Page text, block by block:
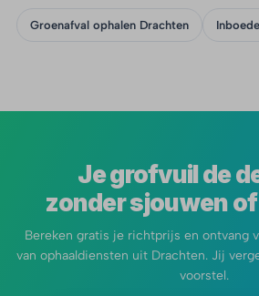
Groenafval ophalen Drachten
Je grofvuil de
zonder sjouwen
Bereken gratis je richtprijs en ontvang
van ophaaldiensten uit Drachten. Jij
voorstel.